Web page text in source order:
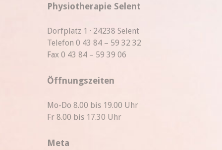
Physiotherapie Selent
Dorfplatz 1 · 24238 Selent
Telefon 0 43 84 – 59 32 32
Fax 0 43 84 – 59 39 06
Öffnungszeiten
Mo-Do 8.00 bis 19.00 Uhr
Fr 8.00 bis 17.30 Uhr
Meta